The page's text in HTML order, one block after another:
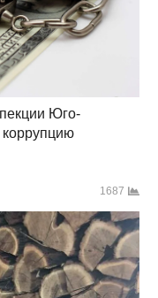
Юго-
коррупцию
1687